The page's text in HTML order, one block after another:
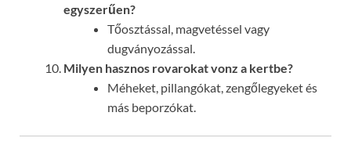
egyszerűen?
Tőosztással, magvetéssel vagy
dugványozással.
Milyen hasznos rovarokat vonz a kertbe?
Méheket, pillangókat, zengőlegyeket és
más beporzókat.